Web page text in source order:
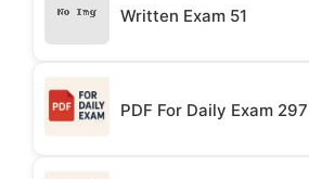
Written Exam 51
PDF For Daily Exam 297